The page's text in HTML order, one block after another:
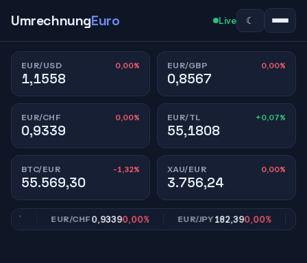
UmrechnungEuro Live ☾
EUR/USD 0,00%
1,1558
EUR/GBP 0,00%
0,8567
EUR/CHF 0,00%
0,9339
EUR/TL +0,07%
55,1808
BTC/EUR -1,32%
55.569,30
XAU/EUR 0,00%
3.756,24
EUR/CHF0,93390,00% EUR/JPY182,390,00%